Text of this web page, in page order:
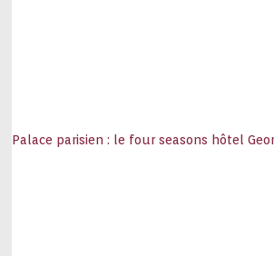
Palace parisien : le four seasons hôtel